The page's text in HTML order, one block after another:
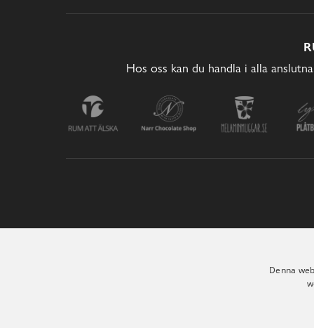
Hos oss kan du handla i alla
Denna